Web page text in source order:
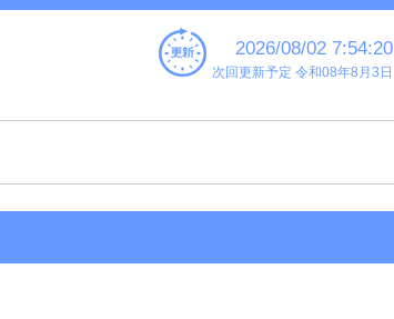
2026/08/02 7:54:20
次回更新予定 令和08年8月3日